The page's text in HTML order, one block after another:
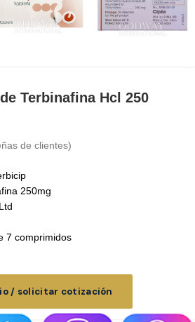
Terbinafina Hcl 250
de clientes)
250mg
7 comprimidos
/ solicitar cotización